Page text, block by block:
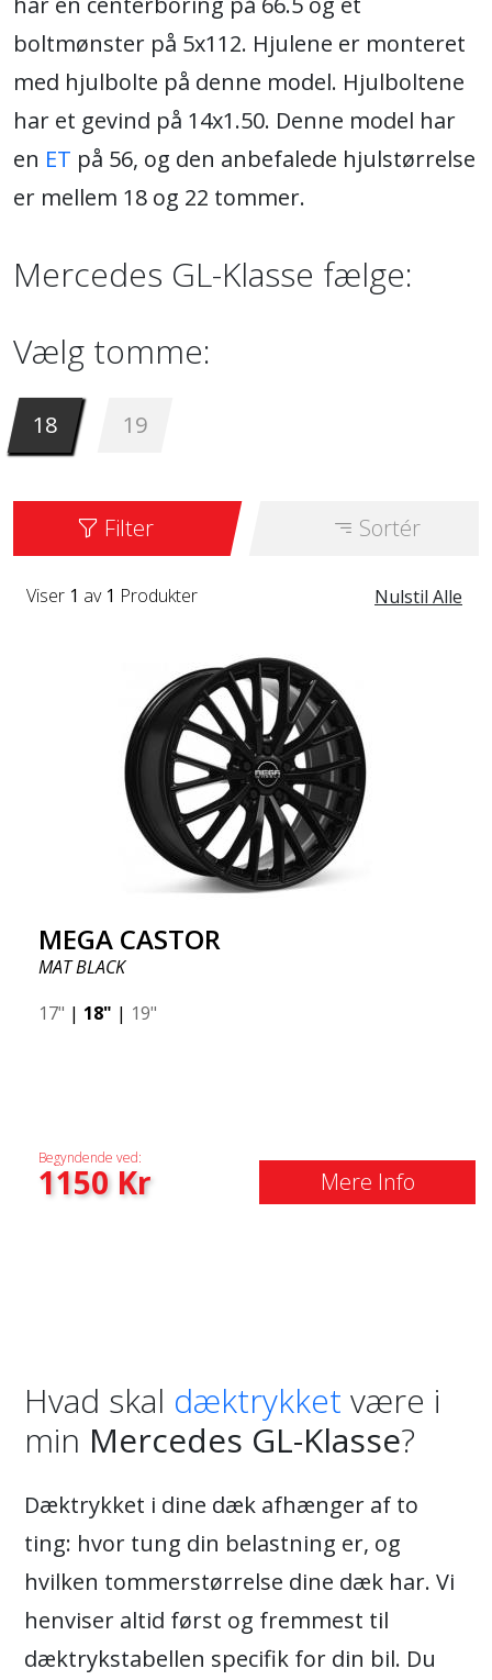
boltmønster på 5x112. Hjulene er monteret
med hjulbolte på denne model. Hjulboltene
har et gevind på 14x1.50. Denne model har
en ET på 56, og den anbefalede hjulstørrelse
er mellem 18 og 22 tommer.
Mercedes GL-Klasse fælge:
Vælg tomme:
18 19
Filter Sortér
Nulstil Alle
Viser 1 av 1 Produkter
MEGA CASTOR
MAT BLACK
17" | 18" | 19"
Begyndende ved:
1150Kr Mere Info
Hvad skal dæktrykket være i
min Mercedes GL-Klasse?
Dæktrykket i dine dæk afhænger af to
ting: hvor tung din belastning er, og
hvilken tommerstørrelse dine dæk har. Vi
henviser altid først og fremmest til
dæktrykstabellen specifik for din bil. Du